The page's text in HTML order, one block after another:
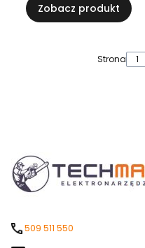
Zobacz produkt
Strona
509 511 550